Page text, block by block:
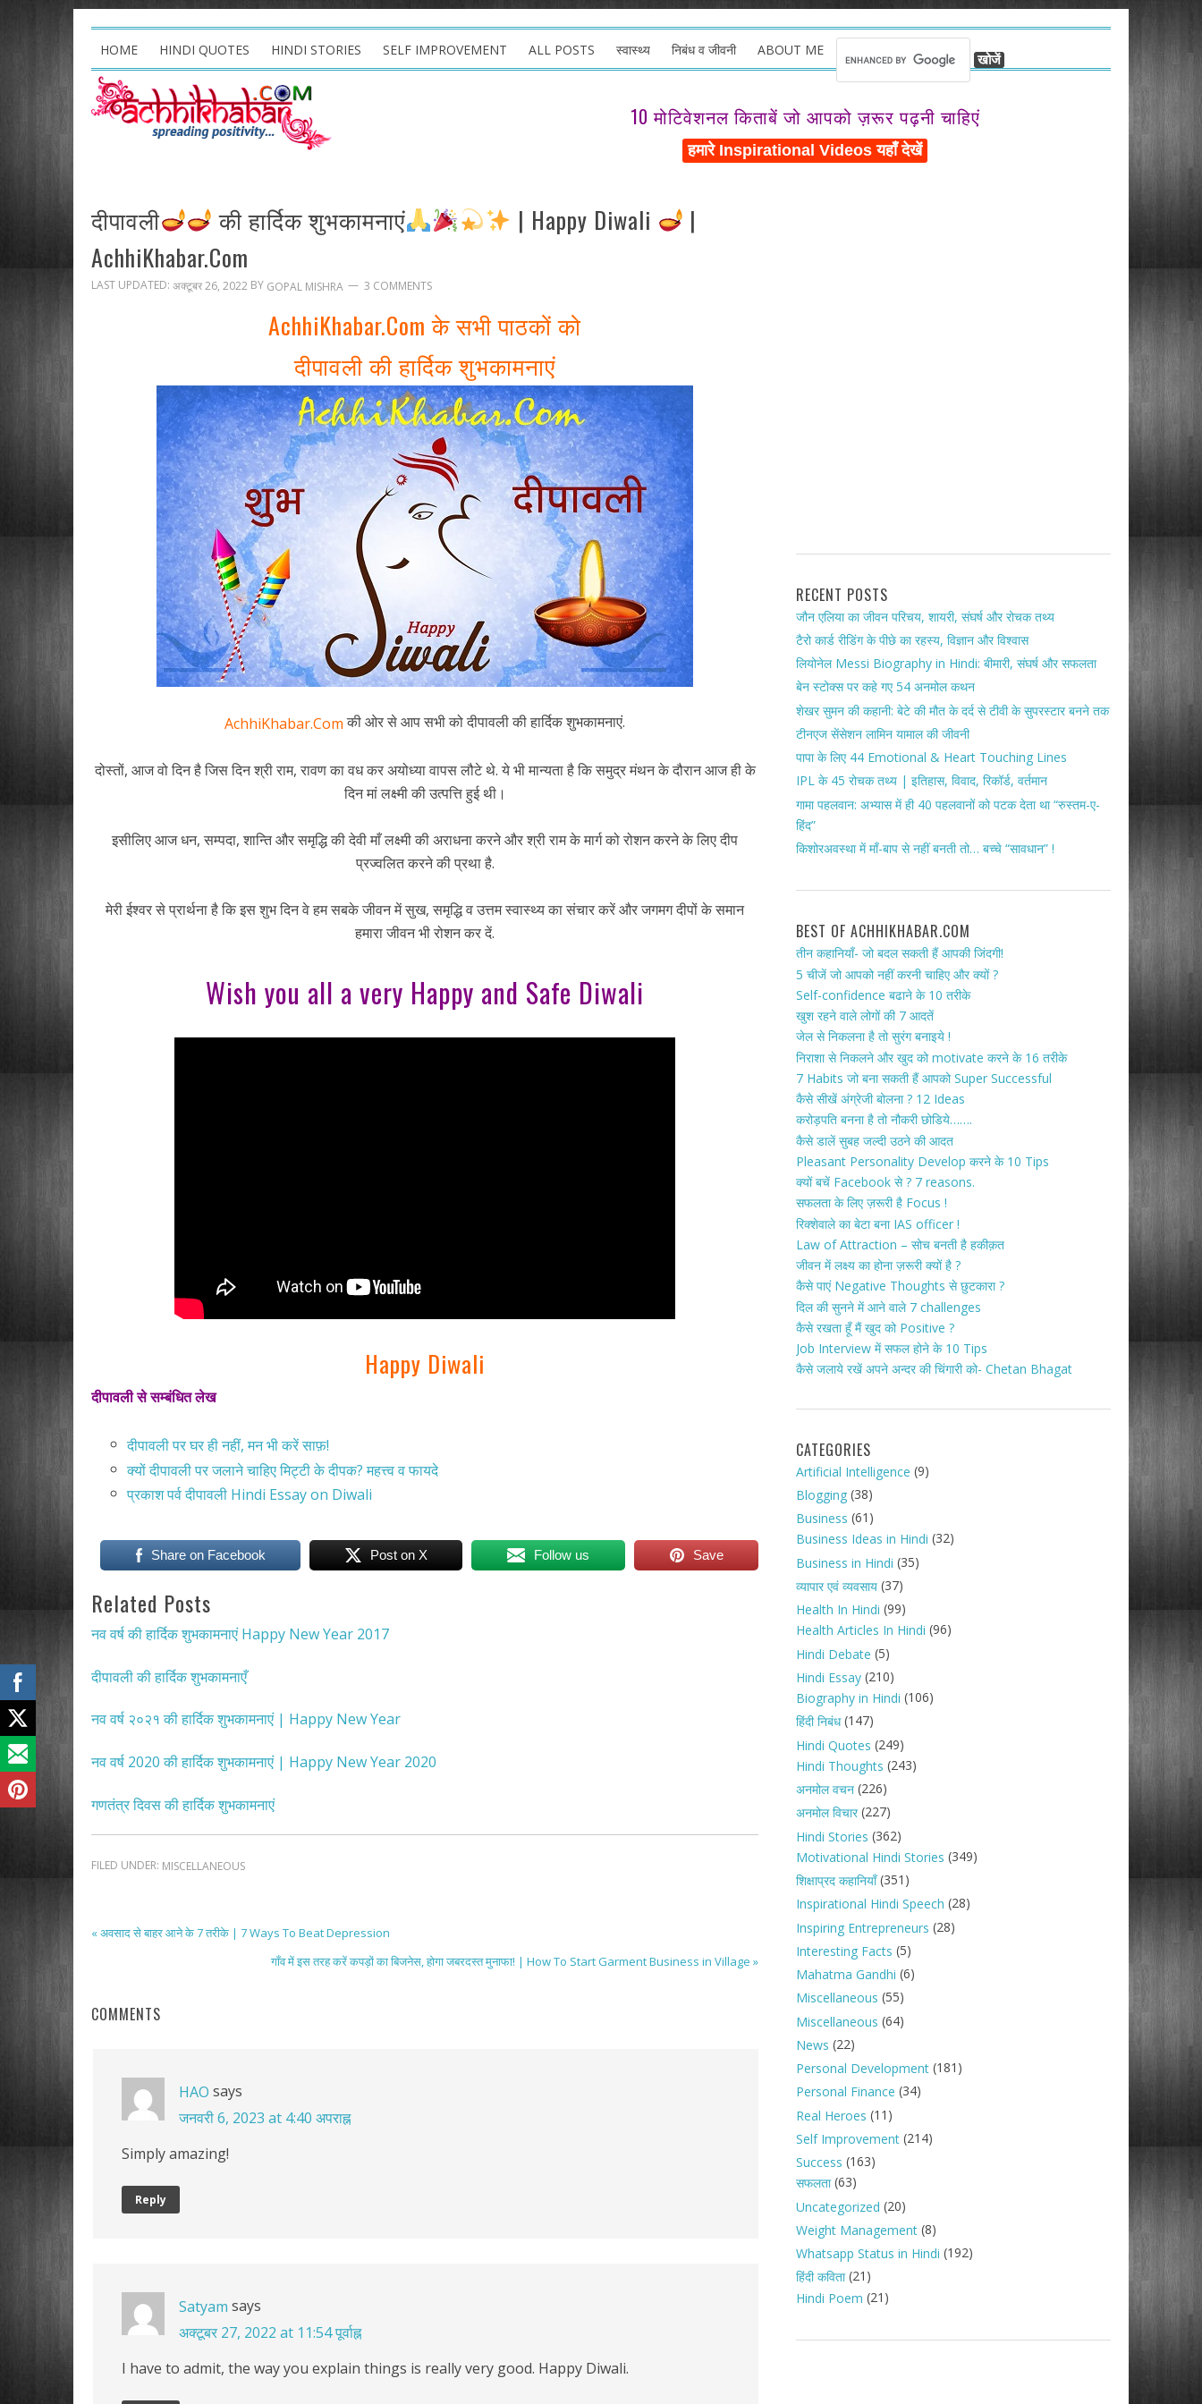
HOME HINDI QUOTES HINDI STORIES SELF IMPROVEMENT ALL POSTS स्वास्थ्य निबंध व जीवनी ABOUT ME
10 मोटिवेशनल किताबें जो आपको ज़रूर पढ़नी चाहिएं
दीपावली की हार्दिक शुभकामनाएं | Happy Diwali
|
AchhiKhabar.Com
LAST UPDATED: अक्टूबर 26, 2022 BY GOPAL MISHRA 3 COMMENTS
AchhiKhabar.Comके सभी पाठकों को
दीपावली की हार्दिक शुभकामनाएं
AchhiKhabar.Comकी ओर से आप सभी को दीपावली की हार्दिक शुभकामनाएं.
दोस्तों, आज वो दिन है जिस दिन श्री राम, रावण का वध कर अयोध्या वापस लौटे थे. ये भी मान्यता है कि समुद्र मंथन के दौरान आज ही के
दिन मां लक्ष्मी की उत्पत्ति हुई थी।
इसीलिए आज धन, सम्पदा, शान्ति और समृद्धि की देवी माँ लक्ष्मी की अराधना करने और श्री राम के मार्ग को रोशन करने के लिए दीप
प्रज्वलित करने की प्रथा है.
मेरी ईश्वर से प्रार्थना है कि इस शुभ दिन वे हम सबके जीवन में सुख, समृद्धि व उत्तम स्वास्थ्य का संचार करें और जगमग दीपों के समान
हमारा जीवन भी रोशन कर दें.
Wish you all a very Happy and Safe Diwali
Happy Diwali
दीपावली से सम्बंधित लेख
दीपावली पर घर ही नहीं, मन भी करें साफ़!
क्यों दीपावली पर जलाने चाहिए मिट्टी के दीपक? महत्त्व व फायदे
प्रकाश पर्व दीपावली Hindi Essay on Diwali
Share on Facebook Post on X Follow us Save
Related Posts
नव वर्ष की हार्दिक शुभकामनाएं Happy New Year 2017
दीपावली की हार्दिक शुभकामनाएँ
नव वर्ष २०२१ की हार्दिक शुभकामनाएं | Happy New Year
नव वर्ष 2020 की हार्दिक शुभकामनाएं | Happy New Year 2020
गणतंत्र दिवस की हार्दिक शुभकामनाएं
FILED UNDER: MISCELLANEOUS
« अवसाद से बाहर आने के 7 तरीके | 7 Ways To Beat Depression
गाँव में इस तरह करें कपड़ों का बिजनेस, होगा जबरदस्त मुनाफा! | How To Start Garment Business in Village »
COMMENTS
HAO says
जनवरी 6, 2023 at 4:40 अपराह्न
Simply amazing!
Reply
Satyam says
अक्टूबर 27, 2022 at 11:54 पूर्वाह्न
I have to admit, the way you explain things is really very good. Happy Diwali.
RECENT POSTS
जौन एलिया का जीवन परिचय, शायरी, संघर्ष और रोचक तथ्य
टैरो कार्ड रीडिंग के पीछे का रहस्य, विज्ञान और विश्वास
लियोनेल Messi Biography in Hindi: बीमारी, संघर्ष और सफलता
बेन स्टोक्स पर कहे गए 54 अनमोल कथन
शेखर सुमन की कहानी: बेटे की मौत के दर्द से टीवी के सुपरस्टार बनने तक
टीनएज सेंसेशन लामिन यामाल की जीवनी
पापा के लिए 44 Emotional & Heart Touching Lines
IPL के 45 रोचक तथ्य | इतिहास, विवाद, रिकॉर्ड, वर्तमान
गामा पहलवान: अभ्यास में ही 40 पहलवानों को पटक देता था “रुस्तम-ए-
हिंद”
किशोरअवस्था में माँ-बाप से नहीं बनती तो… बच्चे “सावधान” !
BEST OF ACHHIKHABAR.COM
तीन कहानियाँ- जो बदल सकती हैं आपकी जिंदगी!
5 चीजें जो आपको नहीं करनी चाहिए और क्यों ?
Self-confidence बढाने के 10 तरीके
खुश रहने वाले लोगों की 7 आदतें
जेल से निकलना है तो सुरंग बनाइये !
निराशा से निकलने और खुद को motivate करने के 16 तरीके
7 Habits जो बना सकती हैं आपको Super Successful
कैसे सीखें अंग्रेजी बोलना ? 12 Ideas
करोड़पति बनना है तो नौकरी छोडिये…….
कैसे डालें सुबह जल्दी उठने की आदत
Pleasant Personality Develop करने के 10 Tips
क्यों बचें Facebook से ? 7 reasons.
सफलता के लिए ज़रूरी है Focus !
रिक्शेवाले का बेटा बना IAS officer !
Law of Attraction – सोच बनती है हकीक़त
जीवन में लक्ष्य का होना ज़रूरी क्यों है ?
कैसे पाएं Negative Thoughts से छुटकारा ?
दिल की सुनने में आने वाले 7 challenges
कैसे रखता हूँ मैं खुद को Positive ?
Job Interview में सफल होने के 10 Tips
कैसे जलाये रखें अपने अन्दर की चिंगारी को- Chetan Bhagat
CATEGORIES
Artificial Intelligence (9)
Blogging(38)
Business (61)
Business Ideas in Hindi (32)
Business in Hindi (35)
व्यापार एवं व्यवसाय(37)
Health In Hindi (99)
Health Articles In Hindi (96)
Hindi Debate (5)
Hindi Essay(210)
Biography in Hindi (106)
हिंदी निबंध(147)
Hindi Quotes (249)
Hindi Thoughts (243)
अनमोल वचन(226)
अनमोल विचार(227)
Hindi Stories (362)
Motivational Hindi Stories (349)
शिक्षाप्रद कहानियाँ(351)
Inspirational Hindi Speech (28)
Inspiring Entrepreneurs (28)
Interesting Facts (5)
Mahatma Gandhi (6)
Miscellaneous (55)
Miscellaneous (64)
News (22)
Personal Development(181)
Personal Finance (34)
Real Heroes (11)
Self Improvement(214)
Success (163)
सफलता(63)
Uncategorized (20)
Weight Management(8)
Whatsapp Status in Hindi (192)
हिंदी कविता(21)
Hindi Poem (21)